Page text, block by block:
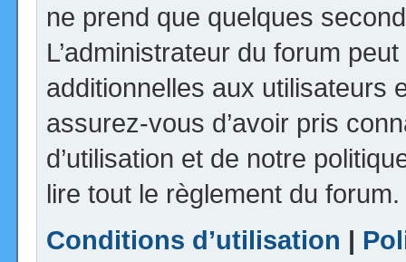
ne prend que quelques
L’administrateur du forum
additionnelles aux utilisateurs
assurez-vous d’avoir pris
d’utilisation et de notre
lire tout le règlement du forum.
Conditions d’utilisation |